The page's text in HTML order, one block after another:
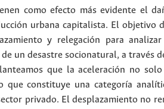
como efecto más evidente el
urbana capitalista. El objetivo
y relegación para
un desastre socionatural, a través
que la aceleración no
que constituye una categoría
privado. El desplazamiento no